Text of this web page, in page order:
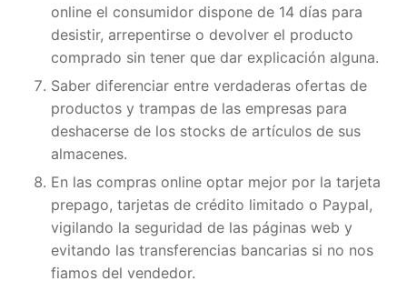
online el consumidor dispone de 14 días para
desistir, arrepentirse o devolver el producto
comprado sin tener que dar explicación alguna.
Saber diferenciar entre verdaderas ofertas de
productos y trampas de las empresas para
deshacerse de los stocks de artículos de sus
almacenes.
En las compras online optar mejor por la tarjeta
prepago, tarjetas de crédito limitado o Paypal,
vigilando la seguridad de las páginas web y
evitando las transferencias bancarias si no nos
fiamos del vendedor.